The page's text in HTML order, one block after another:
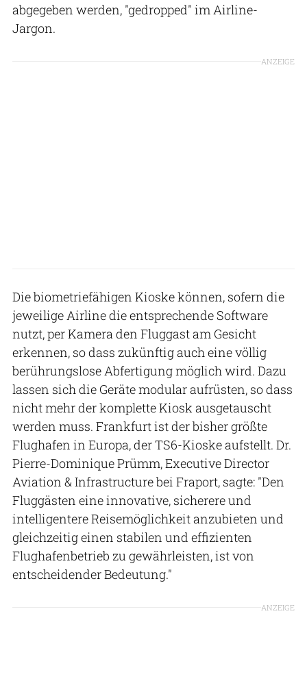
abgegeben werden, "gedropped" im Airline-
Jargon.
ANZEIGE
Die biometriefähigen Kioske können, sofern die
jeweilige Airline die entsprechende Software
nutzt, per Kamera den Fluggast am Gesicht
erkennen, so dass zukünftig auch eine völlig
berührungslose Abfertigung möglich wird. Dazu
lassen sich die Geräte modular aufrüsten, so dass
nicht mehr der komplette Kiosk ausgetauscht
werden muss. Frankfurt ist der bisher größte
Flughafen in Europa, der TS6-Kioske aufstellt. Dr.
Pierre-Dominique Prümm, Executive Director
Aviation & Infrastructure bei Fraport, sagte: "Den
Fluggästen eine innovative, sicherere und
intelligentere Reisemöglichkeit anzubieten und
gleichzeitig einen stabilen und effizienten
Flughafenbetrieb zu gewährleisten, ist von
entscheidender Bedeutung."
ANZEIGE